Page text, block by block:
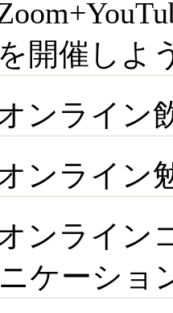
開催しよ
ンライン
ンライン
ンライン
ケーショ